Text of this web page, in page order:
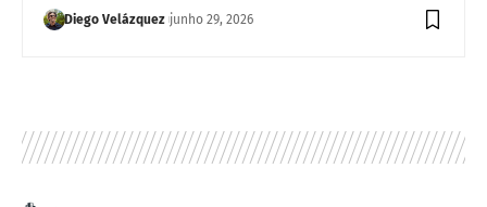
Diego Velázquez junho 29, 2026